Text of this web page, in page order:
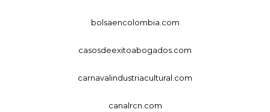
bolsaencolombia.com
casosdeexitoabogados.com
carnavalindustriacultural.com
canalrcn.com